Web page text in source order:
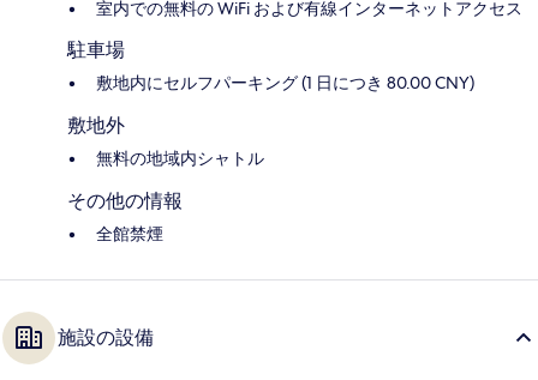
室内での無料の WiFi および有線インターネットアクセス
駐車場
敷地内にセルフパーキング (1 日につき 80.00 CNY)
敷地外
無料の地域内シャトル
その他の情報
全館禁煙
施設の設備